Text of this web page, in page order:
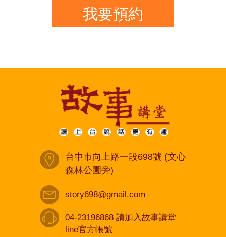
我要預約
台中市向上路一段698號 (文心
森林公園旁)
story698@gmail.com
04-23196868 請加入故事講堂
line官方帳號